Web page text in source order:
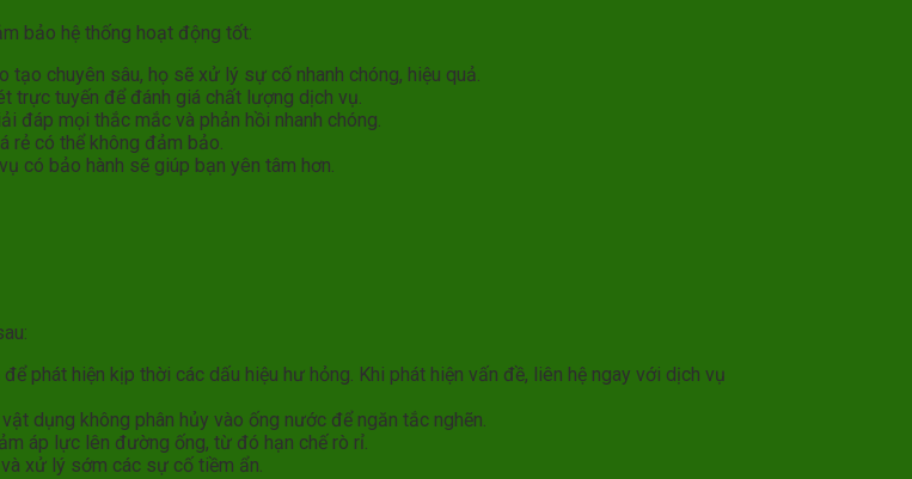
bảo hệ thống hoạt động tốt:
chuyên sâu, họ sẽ xử lý sự cố nhanh chóng, hiệu quả.
trực tuyến để đánh giá chất lượng dịch vụ.
đáp mọi thắc mắc và phản hồi nhanh chóng.
rẻ có thể không đảm bảo.
có bảo hành sẽ giúp bạn yên tâm hơn.
phát hiện kịp thời các dấu hiệu hư hỏng. Khi phát hiện vấn đề, liên hệ ngay với dịch vụ
dụng không phân hủy vào ống nước để ngăn tắc nghẽn.
áp lực lên đường ống, từ đó hạn chế rò rỉ.
xử lý sớm các sự cố tiềm ẩn.